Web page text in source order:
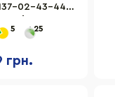
02-43-44
5 25
грн.